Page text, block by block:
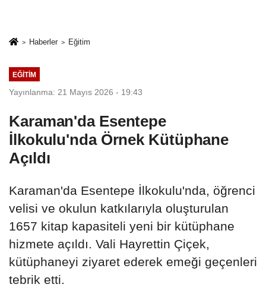
Haberler Eğitim
EĞITIM
Yayınlanma: 21 Mayıs 2026 - 19:43
Karaman'da Esentepe
İlkokulu'nda Örnek Kütüphane
Açıldı
Karaman'da Esentepe İlkokulu'nda, öğrenci
velisi ve okulun katkılarıyla oluşturulan
1657 kitap kapasiteli yeni bir kütüphane
hizmete açıldı. Vali Hayrettin Çiçek,
kütüphaneyi ziyaret ederek emeği geçenleri
tebrik etti.